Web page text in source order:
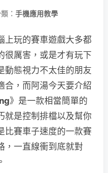
： 手機應用教學
上玩的賽車遊戲大多都
很厲害，或是才有玩下
動態視力不太佳的朋友
合，而阿湯今天要介紹
》是一款相當簡單的
就是控制排檔以及幫你
比賽車子速度的一款賽
，一直線衝到底就對